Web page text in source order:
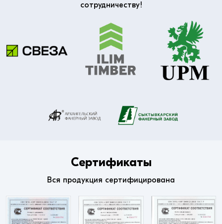
сотрудничеству!
Сертификаты
Вся продукция сертифицирована